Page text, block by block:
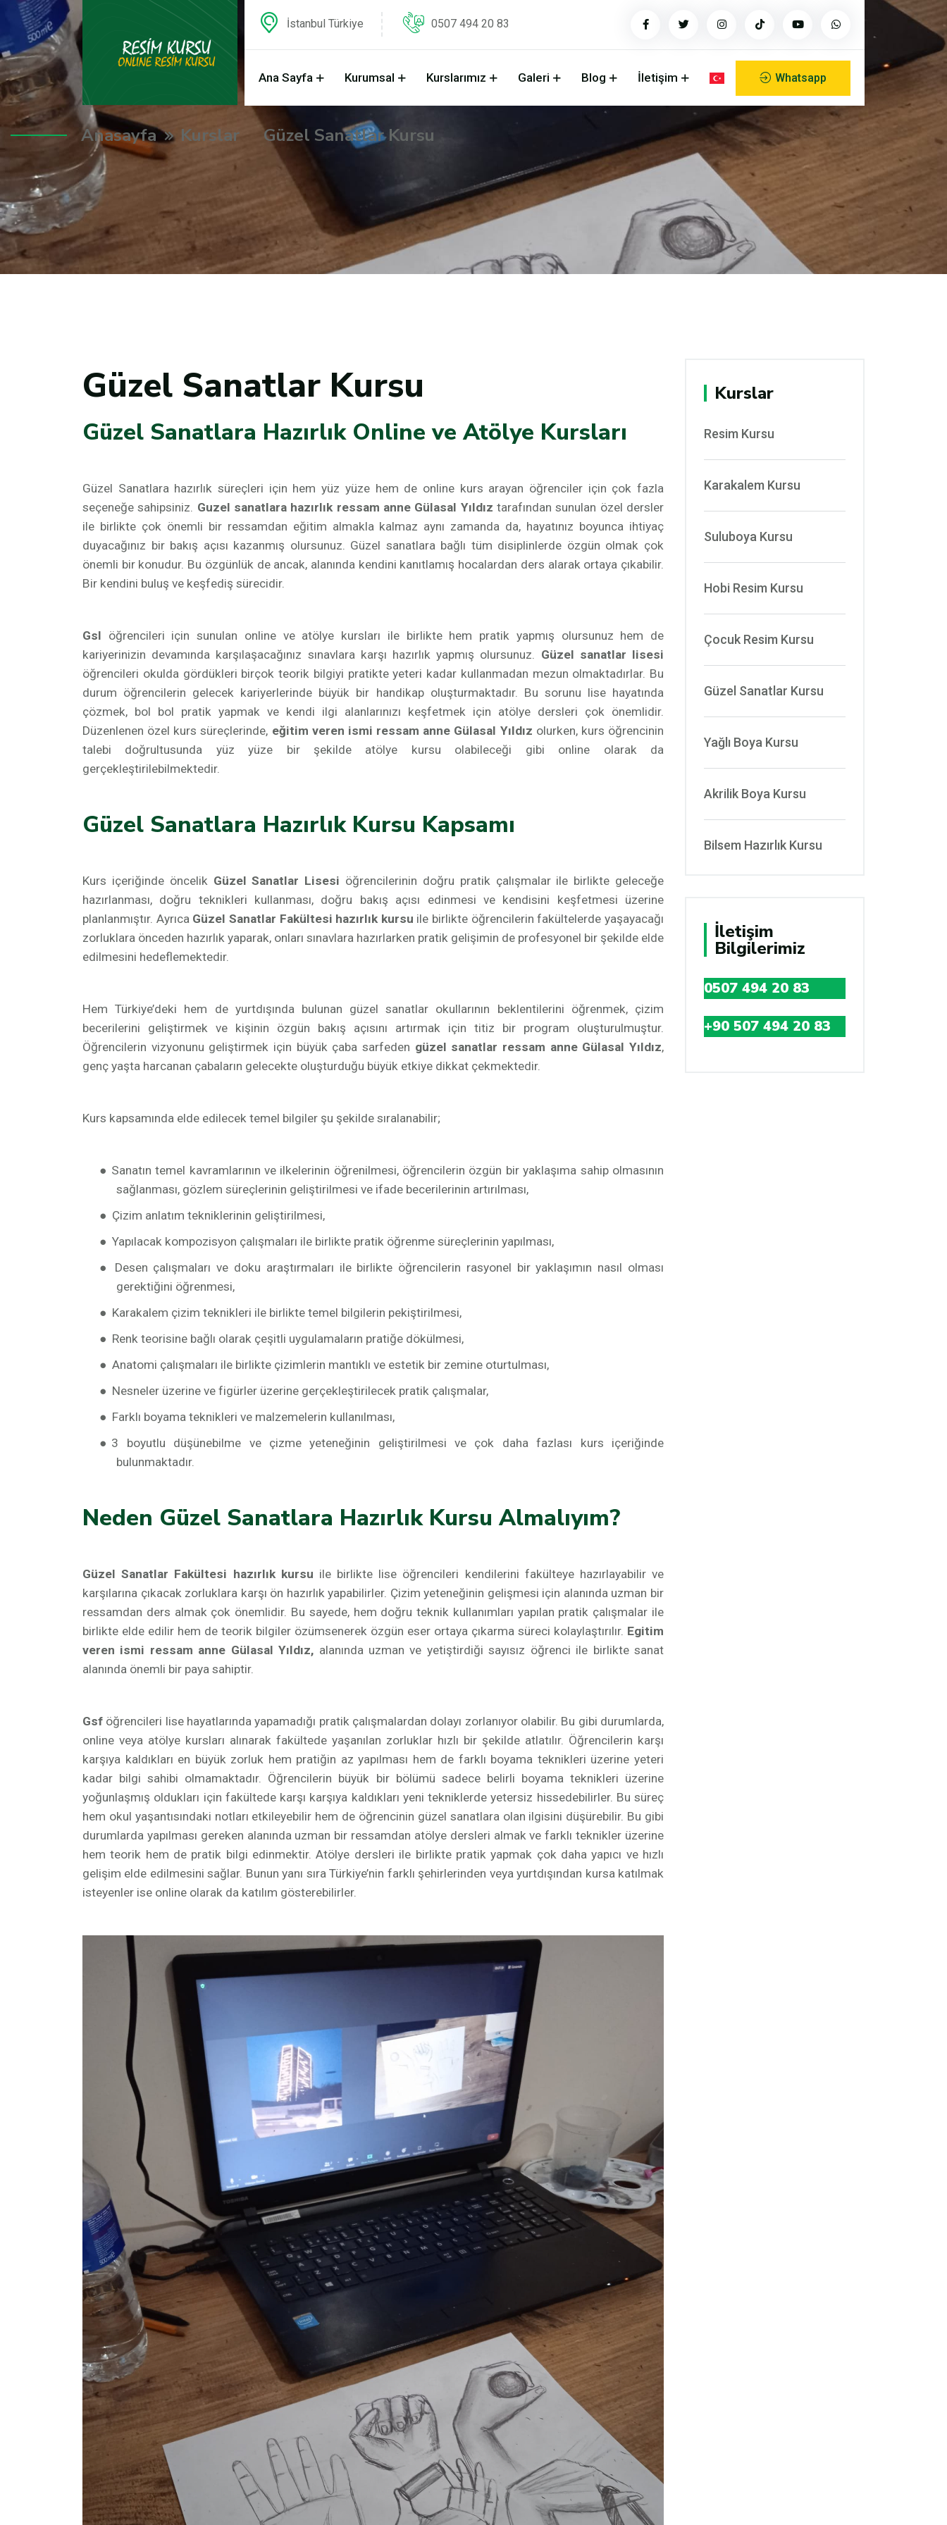
İstanbul Türkiye 0507 494 20 83
Ana Sayfa Kurumsal Kurslarımız Galeri Blog İletişim Whatsapp
Anasayfa Kurslar Güzel Sanatlar Kursu
Güzel Sanatlar Kursu
Güzel Sanatlara Hazırlık Online ve Atölye Kursları
Güzel Sanatlara hazırlık süreçleri için hem yüz yüze hem de online kurs arayan öğrenciler için çok fazla
seçeneğe sahipsiniz. Guzel sanatlara hazırlık ressam anne Gülasal Yıldıztarafından sunulan özel dersler
ile birlikte çok önemli bir ressamdan eğitim almakla kalmaz aynı zamanda da, hayatınız boyunca ihtiyaç
duyacağınız bir bakış açısı kazanmış olursunuz. Güzel sanatlara bağlı tüm disiplinlerde özgün olmak çok
önemli bir konudur. Bu özgünlük de ancak, alanında kendini kanıtlamış hocalardan ders alarak ortaya çıkabilir.
Bir kendini buluş ve keşfediş sürecidir.
Gsl öğrencileri için sunulan online ve atölye kursları ile birlikte hem pratik yapmış olursunuz hem de
kariyerinizin devamında karşılaşacağınız sınavlara karşı hazırlık yapmış olursunuz. Güzel sanatlar lisesi
öğrencileri okulda gördükleri birçok teorik bilgiyi pratikte yeteri kadar kullanmadan mezun olmaktadırlar. Bu
durum öğrencilerin gelecek kariyerlerinde büyük bir handikap oluşturmaktadır. Bu sorunu lise hayatında
çözmek, bol bol pratik yapmak ve kendi ilgi alanlarınızı keşfetmek için atölye dersleri çok önemlidir.
Düzenlenen özel kurs süreçlerinde, eğitim veren ismi ressam anne Gülasal Yıldız olurken, kurs öğrencinin
talebi doğrultusunda yüz yüze bir şekilde atölye kursu olabileceği gibi online olarak da
gerçekleştirilebilmektedir.
Güzel Sanatlara Hazırlık Kursu Kapsamı
Kurs içeriğinde öncelik Güzel Sanatlar Lisesi öğrencilerinin doğru pratik çalışmalar ile birlikte geleceğe
hazırlanması, doğru teknikleri kullanması, doğru bakış açısı edinmesi ve kendisini keşfetmesi üzerine
planlanmıştır. Ayrıca Güzel Sanatlar Fakültesi hazırlık kursu ile birlikte öğrencilerin fakültelerde yaşayacağı
zorluklara önceden hazırlık yaparak, onları sınavlara hazırlarken pratik gelişimin de profesyonel bir şekilde elde
edilmesini hedeflemektedir.
Hem Türkiye’deki hem de yurtdışında bulunan güzel sanatlar okullarının beklentilerini öğrenmek, çizim
becerilerini geliştirmek ve kişinin özgün bakış açısını artırmak için titiz bir program oluşturulmuştur.
Öğrencilerin vizyonunu geliştirmek için büyük çaba sarfeden güzel sanatlar ressam anne Gülasal Yıldız,
genç yaşta harcanan çabaların gelecekte oluşturduğu büyük etkiye dikkat çekmektedir.
Kurs kapsamında elde edilecek temel bilgiler şu şekilde sıralanabilir;
● Sanatın temel kavramlarının ve ilkelerinin öğrenilmesi, öğrencilerin özgün bir yaklaşıma sahip olmasının
sağlanması, gözlem süreçlerinin geliştirilmesi ve ifade becerilerinin artırılması,
● Çizim anlatım tekniklerinin geliştirilmesi,
● Yapılacak kompozisyon çalışmaları ile birlikte pratik öğrenme süreçlerinin yapılması,
● Desen çalışmaları ve doku araştırmaları ile birlikte öğrencilerin rasyonel bir yaklaşımın nasıl olması
gerektiğini öğrenmesi,
● Karakalem çizim teknikleri ile birlikte temel bilgilerin pekiştirilmesi,
● Renk teorisine bağlı olarak çeşitli uygulamaların pratiğe dökülmesi,
● Anatomi çalışmaları ile birlikte çizimlerin mantıklı ve estetik bir zemine oturtulması,
● Nesneler üzerine ve figürler üzerine gerçekleştirilecek pratik çalışmalar,
● Farklı boyama teknikleri ve malzemelerin kullanılması,
● 3 boyutlu düşünebilme ve çizme yeteneğinin geliştirilmesi ve çok daha fazlası kurs içeriğinde
bulunmaktadır.
Neden Güzel Sanatlara Hazırlık Kursu Almalıyım?
Güzel Sanatlar Fakültesi hazırlık kursu ile birlikte lise öğrencileri kendilerini fakülteye hazırlayabilir ve
karşılarına çıkacak zorluklara karşı ön hazırlık yapabilirler. Çizim yeteneğinin gelişmesi için alanında uzman bir
ressamdan ders almak çok önemlidir. Bu sayede, hem doğru teknik kullanımları yapılan pratik çalışmalar ile
birlikte elde edilir hem de teorik bilgiler özümsenerek özgün eser ortaya çıkarma süreci kolaylaştırılır. Egitim
veren ismi ressam anne Gülasal Yıldız, alanında uzman ve yetiştirdiği sayısız öğrenci ile birlikte sanat
alanında önemli bir paya sahiptir.
Gsf öğrencileri lise hayatlarında yapamadığı pratik çalışmalardan dolayı zorlanıyor olabilir. Bu gibi durumlarda,
online veya atölye kursları alınarak fakültede yaşanılan zorluklar hızlı bir şekilde atlatılır. Öğrencilerin karşı
karşıya kaldıkları en büyük zorluk hem pratiğin az yapılması hem de farklı boyama teknikleri üzerine yeteri
kadar bilgi sahibi olmamaktadır. Öğrencilerin büyük bir bölümü sadece belirli boyama teknikleri üzerine
yoğunlaşmış oldukları için fakültede karşı karşıya kaldıkları yeni tekniklerde yetersiz hissedebilirler. Bu süreç
hem okul yaşantısındaki notları etkileyebilir hem de öğrencinin güzel sanatlara olan ilgisini düşürebilir. Bu gibi
durumlarda yapılması gereken alanında uzman bir ressamdan atölye dersleri almak ve farklı teknikler üzerine
hem teorik hem de pratik bilgi edinmektir. Atölye dersleri ile birlikte pratik yapmak çok daha yapıcı ve hızlı
gelişim elde edilmesini sağlar. Bunun yanı sıra Türkiye’nin farklı şehirlerinden veya yurtdışından kursa katılmak
isteyenler ise online olarak da katılım gösterebilirler.
Kurslar
Resim Kursu
Karakalem Kursu
Suluboya Kursu
Hobi Resim Kursu
Çocuk Resim Kursu
Güzel Sanatlar Kursu
Yağlı Boya Kursu
Akrilik Boya Kursu
Bilsem Hazırlık Kursu
İletişim
Bilgilerimiz
0507 494 20 83
+90 507 494 20 83